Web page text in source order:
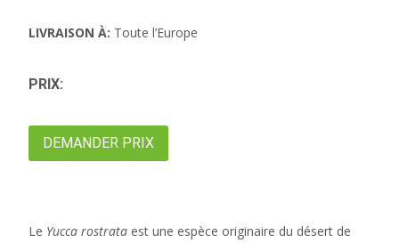
LIVRAISON À: Toute l’Europe
PRIX:
DEMANDER PRIX
Le Yucca rostrata est une espèce originaire du désert de